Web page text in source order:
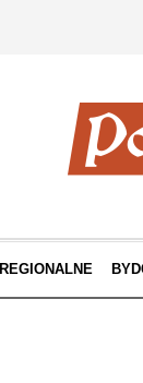
REGIONALNE